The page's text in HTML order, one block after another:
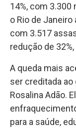
14%, com
o Rio de
com 3.517
redução de
A queda mais
ser creditada ao
Rosalina Adão.
para a saúde,